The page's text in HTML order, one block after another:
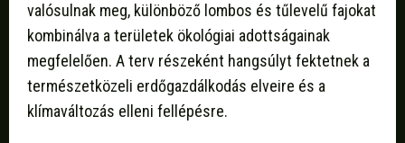
valósulnak meg, különböző lombos és tűlevelű fajokat
kombinálva a területek ökológiai adottságainak
megfelelően. A terv részeként hangsúlyt fektetnek a
természetközeli erdőgazdálkodás elveire és a
klímaváltozás elleni fellépésre.